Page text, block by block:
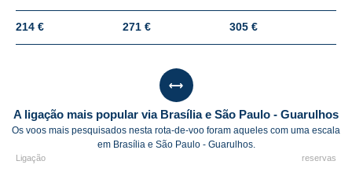
214 € 271 € 305 €
A ligação mais popular via Brasília e São Paulo - Guarulhos
Os voos mais pesquisados nesta rota-de-voo foram aqueles com uma escala
em Brasília e São Paulo - Guarulhos.
Ligação reservas